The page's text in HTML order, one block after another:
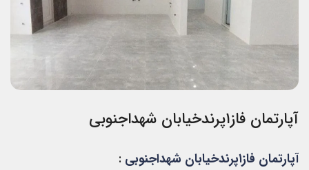
آپارتمان فاز۱پرندخیابان شهداجنوبی
آپارتمان فاز۱پرندخیابان شهداجنوبی :